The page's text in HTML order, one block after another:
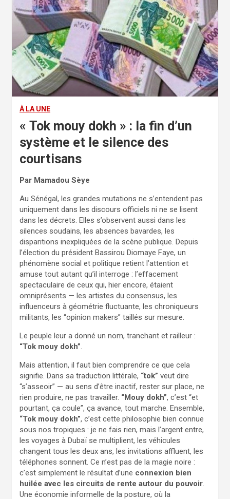
À LA UNE
« Tok mouy dokh » : la fin d’un
système et le silence des
courtisans
Par Mamadou Sèye
Au Sénégal, les grandes mutations ne s’entendent pas
uniquement dans les discours officiels ni ne se lisent
dans les décrets. Elles s’observent aussi dans les
silences soudains, les absences bavardes, les
disparitions inexpliquées de la scène publique. Depuis
l’élection du président Bassirou Diomaye Faye, un
phénomène social et politique retient l’attention et
amuse tout autant qu’il interroge : l’effacement
spectaculaire de ceux qui, hier encore, étaient
omniprésents — les artistes du consensus, les
influenceurs à géométrie fluctuante, les chroniqueurs
militants, les “opinion makers” taillés sur mesure.
Le peuple leur a donné un nom, tranchant et railleur :
“Tok mouy dokh”.
Mais attention, il faut bien comprendre ce que cela
signifie. Dans sa traduction littérale, “tok” veut dire
“s’asseoir” — au sens d’être inactif, rester sur place, ne
rien produire, ne pas travailler. “Mouy dokh”, c’est “et
pourtant, ça coule”, ça avance, tout marche. Ensemble,
“Tok mouy dokh”, c’est cette philosophie bien connue
sous nos tropiques : je ne fais rien, mais l’argent entre,
les voyages à Dubaï se multiplient, les véhicules
changent tous les deux ans, les invitations affluent, les
téléphones sonnent. Ce n’est pas de la magie noire :
c’est simplement le résultat d’une connexion bien
huilée avec les circuits de rente autour du pouvoir.
Une économie informelle de la posture, où la